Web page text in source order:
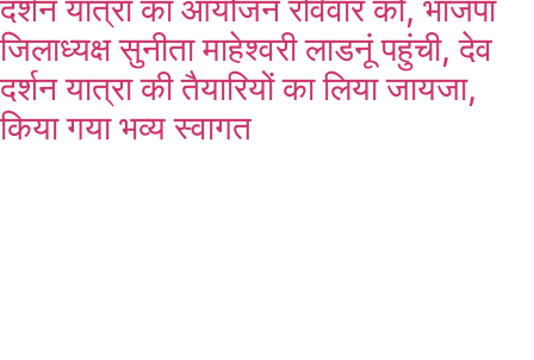
दर्शन यात्रा का आयोजन रविवार को, भाजपा
जिलाध्यक्ष सुनीता माहेश्वरी लाडनूं पहुंची, देव
दर्शन यात्रा की तैयारियों का लिया जायजा,
किया गया भव्य स्वागत